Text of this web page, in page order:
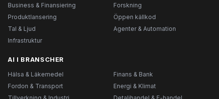
Business & Finansiering
Forskning
Produktlansering
Öppen källkod
Tal & Ljud
Agenter & Automation
Infrastruktur
AI I BRANSCHER
Hälsa & Läkemedel
Finans & Bank
Fordon & Transport
Energi & Klimat